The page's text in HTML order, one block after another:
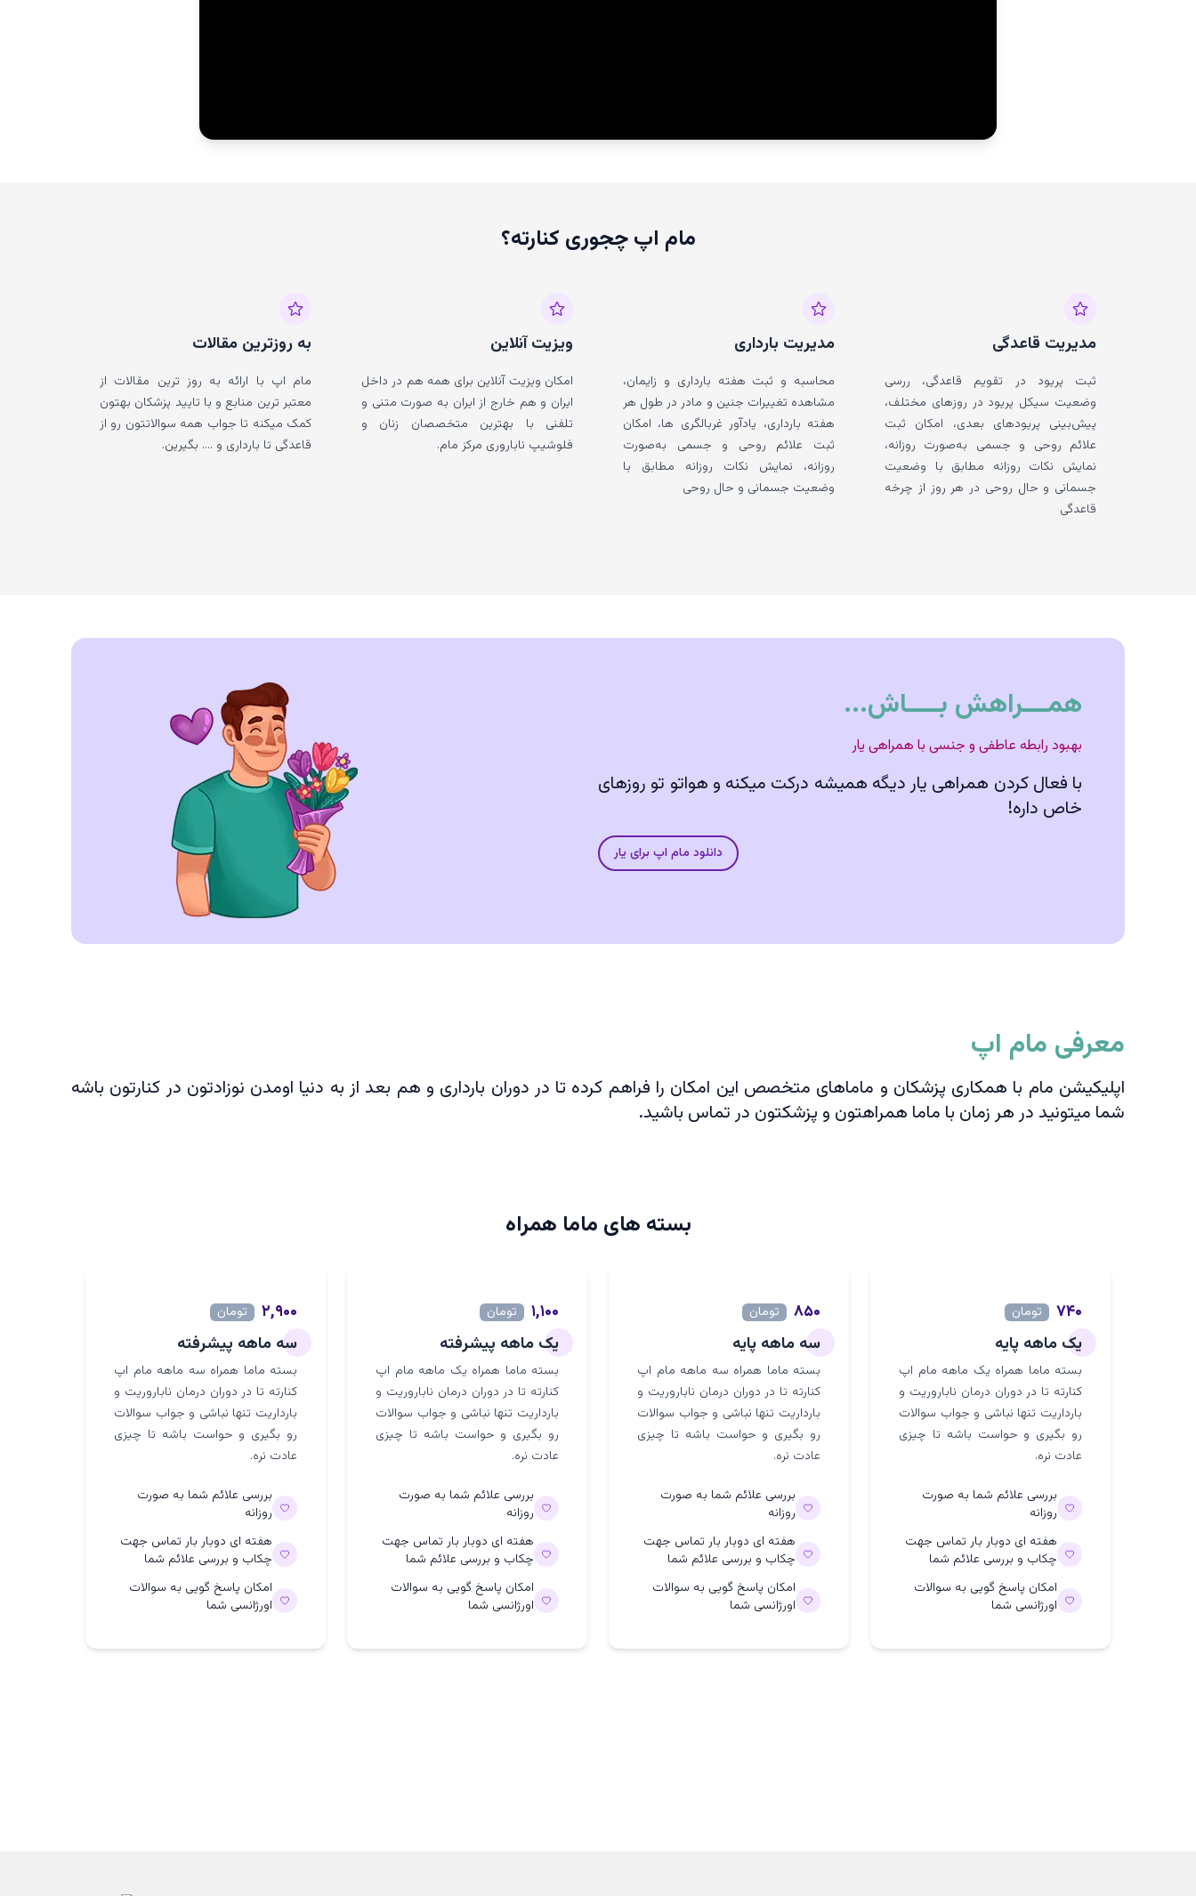
مام اپ چجوری کنارته؟
مدیریت قاعدگی
ثبت پریود در تقویم قاعدگی، ررسی
وضعیت سیکل پریود در روزهای مختلف،
پیش‌بینی پریودهای بعدی، امکان ثبت
علائم روحی و جسمی به‌صورت روزانه،
نمایش نکات روزانه مطابق با وضعیت
جسمانی و حال روحی در هر روز از چرخه
قاعدگی
مدیریت بارداری
محاسبه و ثبت هفته بارداری و زایمان،
مشاهده تغییرات جنین و مادر در طول هر
هفته بارداری، یادآور غربالگری ها، امکان
ثبت علائم روحی و جسمی به‌صورت
روزانه، نمایش نکات روزانه مطابق با
وضعیت جسمانی و حال روحی
ویزیت آنلاین
امکان ویزیت آنلاین برای همه هم در داخل
ایران و هم خارج از ایران به صورت متنی و
تلفنی با بهترین متخصصان زنان و
فلوشیپ ناباروری مركز مام.
به روزترین مقالات
مام اپ با ارائه به روز ترین مقالات از
معتبر ترین منابع و با تایید پزشکان بهتون
کمک میکنه تا جواب همه سوالاتتون رو از
قاعدگی تا بارداری و .... بگیرین.
همـــراهش بــــاش...
بهبود رابطه عاطفی و جنسی با همراهی یار
با فعال کردن همراهی یار دیگه همیشه درکت میکنه و هواتو تو روزهای
خاص داره!
دانلود مام اپ برای یار
معرفی مام اپ
اپلیکیشن مام با همکاری پزشکان و ماماهای متخصص این امکان را فراهم کرده تا در دوران بارداری و هم بعد از به دنیا اومدن نوزادتون در کنارتون باشه
شما میتونید در هر زمان با ماما همراهتون و پزشکتون در تماس باشید.
بسته های ماما همراه
۷۴۰ تومان
یک ماهه پایه
بسته ماما همراه یک ماهه مام اپ
کنارته تا در دوران درمان ناباروریت و
بارداریت تنها نباشی و جواب سوالات
رو بگیری و حواست باشه تا چیزی
عادت نره.
بررسی علائم شما به صورت
روزانه
هفته ای دوبار بار تماس جهت
چکاب و بررسی علائم شما
امکان پاسخ گویی به سوالات
اورژانسی شما
۸۵۰ تومان
سه ماهه پایه
بسته ماما همراه سه ماهه مام اپ
کنارته تا در دوران درمان ناباروریت و
بارداریت تنها نباشی و جواب سوالات
رو بگیری و حواست باشه تا چیزی
عادت نره.
بررسی علائم شما به صورت
روزانه
هفته ای دوبار بار تماس جهت
چکاب و بررسی علائم شما
امکان پاسخ گویی به سوالات
اورژانسی شما
۱,۱۰۰ تومان
یک ماهه پیشرفته
بسته ماما همراه یک ماهه مام اپ
کنارته تا در دوران درمان ناباروریت و
بارداریت تنها نباشی و جواب سوالات
رو بگیری و حواست باشه تا چیزی
عادت نره.
بررسی علائم شما به صورت
روزانه
هفته ای دوبار بار تماس جهت
چکاب و بررسی علائم شما
امکان پاسخ گویی به سوالات
اورژانسی شما
۲,۹۰۰ تومان
سه ماهه پیشرفته
بسته ماما همراه سه ماهه مام اپ
کنارته تا در دوران درمان ناباروریت و
بارداریت تنها نباشی و جواب سوالات
رو بگیری و حواست باشه تا چیزی
عادت نره.
بررسی علائم شما به صورت
روزانه
هفته ای دوبار بار تماس جهت
چکاب و بررسی علائم شما
امکان پاسخ گویی به سوالات
اورژانسی شما